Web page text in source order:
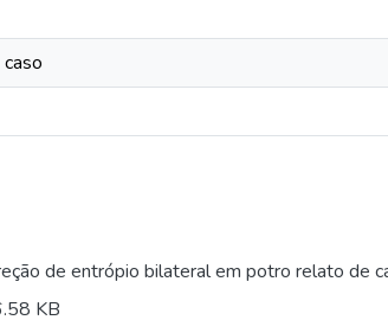
de entrópio bilateral em potro relato de
KB